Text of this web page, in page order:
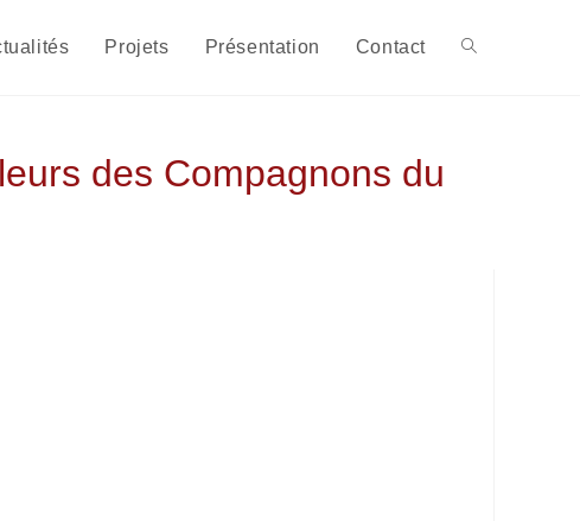
Projets Présentation Contact
des Compagnons du